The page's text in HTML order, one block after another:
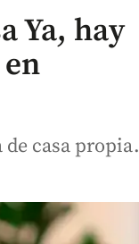
Ya, hay
casa propia.